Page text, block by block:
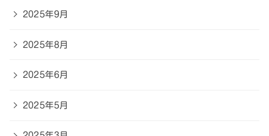
2025年9月
2025年8月
2025年6月
2025年5月